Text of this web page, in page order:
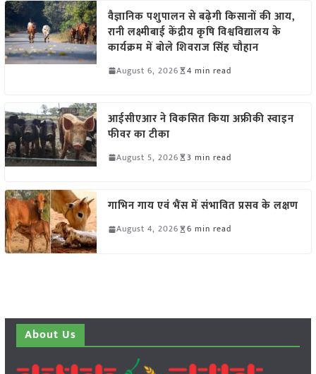
वैज्ञानिक पशुपालन से बढ़ेगी किसानों की आय,
रानी लक्ष्मीबाई केंद्रीय कृषि विश्वविद्यालय के
कार्यक्रम में बोले शिवराज सिंह चौहान
August 6, 2026 4 min read
आईसीएआर ने विकसित किया अफ्रीकी स्वाइन
फीवर का टीका
August 5, 2026 3 min read
गाभिन गाय एवं भैंस में संभावित प्रसव के लक्षण
August 4, 2026 6 min read
About Us